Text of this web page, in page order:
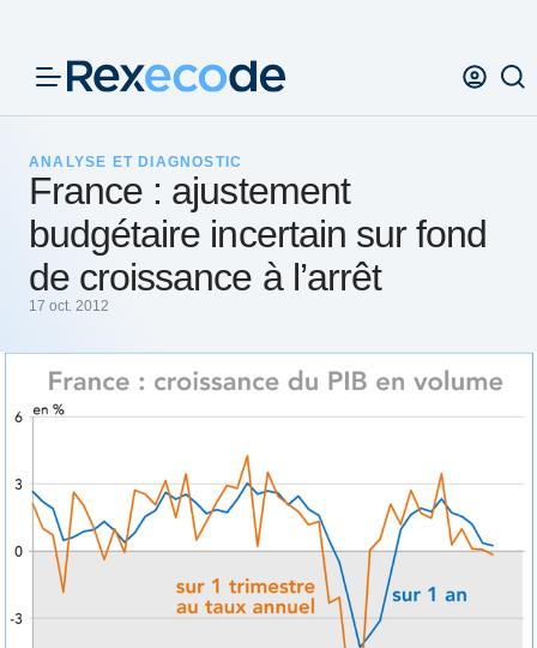
ANALYSE ET DIAGNOSTIC
France : ajustement
budgétaire incertain sur fond
de croissance à l’arrêt
17 oct. 2012